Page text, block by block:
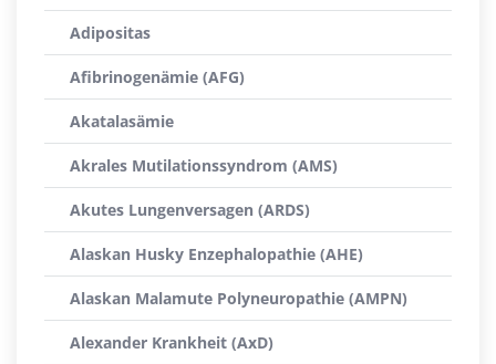
Adipositas
Afibrinogenämie (AFG)
Akatalasämie
Akrales Mutilationssyndrom (AMS)
Akutes Lungenversagen (ARDS)
Alaskan Husky Enzephalopathie (AHE)
Alaskan Malamute Polyneuropathie (AMPN)
Alexander Krankheit (AxD)